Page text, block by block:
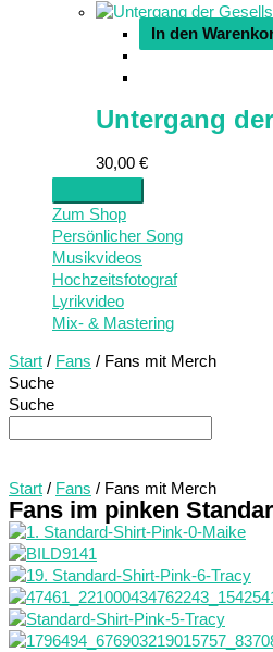
In den
Untergang
30,00 €
Zum Shop
Persönlicher Song
Musikvideos
Hochzeitsfotograf
Lyrikvideo
Mix- & Mastering
Start / Fans / Fans mit Merch
Suche
Suche
Start / Fans / Fans mit Merch
Fans im pinken